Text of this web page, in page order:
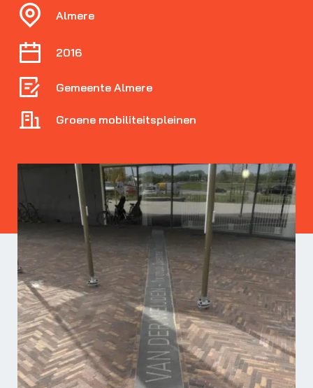
Almere
2016
Gemeente Almere
Groene mobiliteitspleinen